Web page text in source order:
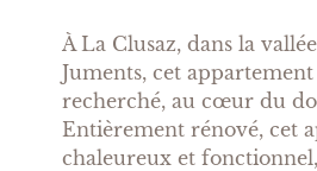
À La Clusaz, dans la
Juments, cet
recherché, au cœur du
Entièrement rénové, cet
chaleureux et